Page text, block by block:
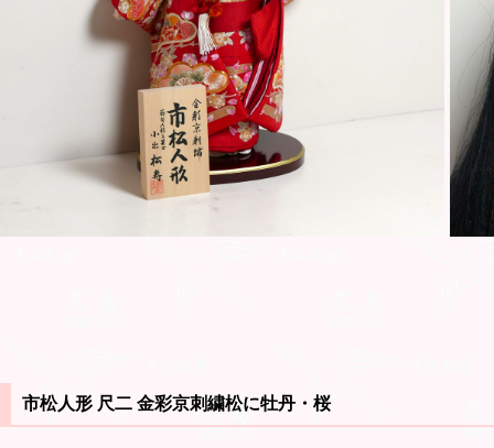
市松人形 尺二 金彩京刺繍松に牡丹・桜